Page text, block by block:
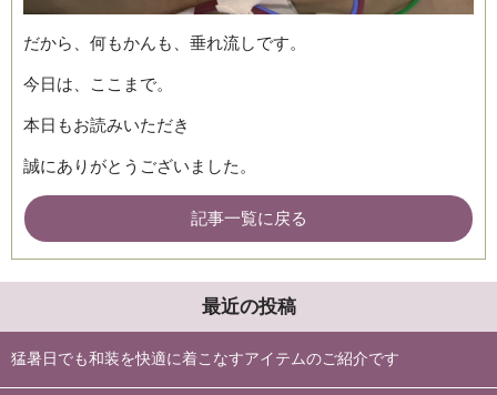
だから、何もかんも、垂れ流しです。
今日は、ここまで。
本日もお読みいただき
誠にありがとうございました。
記事一覧に戻る
最近の投稿
猛暑日でも和装を快適に着こなすアイテムのご紹介です